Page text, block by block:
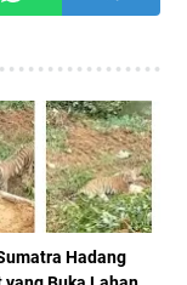
Hadang